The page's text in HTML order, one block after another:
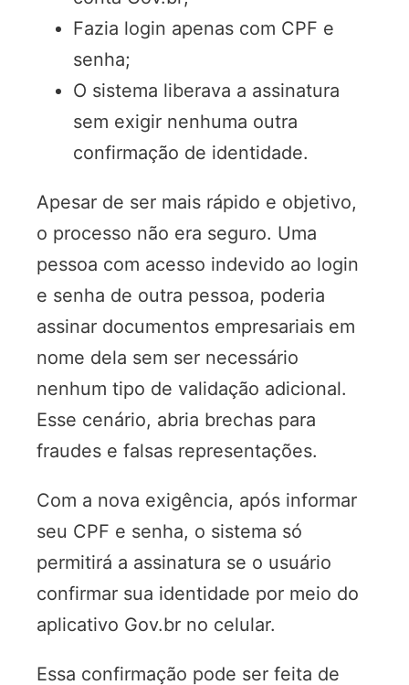
Fazia login apenas com CPF e
senha;
O sistema liberava a assinatura
sem exigir nenhuma outra
confirmação de identidade.
Apesar de ser mais rápido e objetivo,
o processo não era seguro. Uma
pessoa com acesso indevido ao login
e senha de outra pessoa, poderia
assinar documentos empresariais em
nome dela sem ser necessário
nenhum tipo de validação adicional.
Esse cenário, abria brechas para
fraudes e falsas representações.
Com a nova exigência, após informar
seu CPF e senha, o sistema só
permitirá a assinatura se o usuário
confirmar sua identidade por meio do
aplicativo Gov.br no celular.
Essa confirmação pode ser feita de